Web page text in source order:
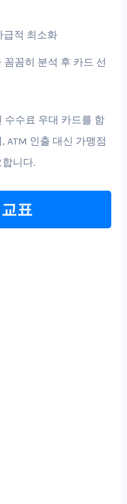
급적 최소화
꼼히 분석 후 카드 선
수수료 우대 카드를 함
ATM 인출 대신 가맹점
니다.
표